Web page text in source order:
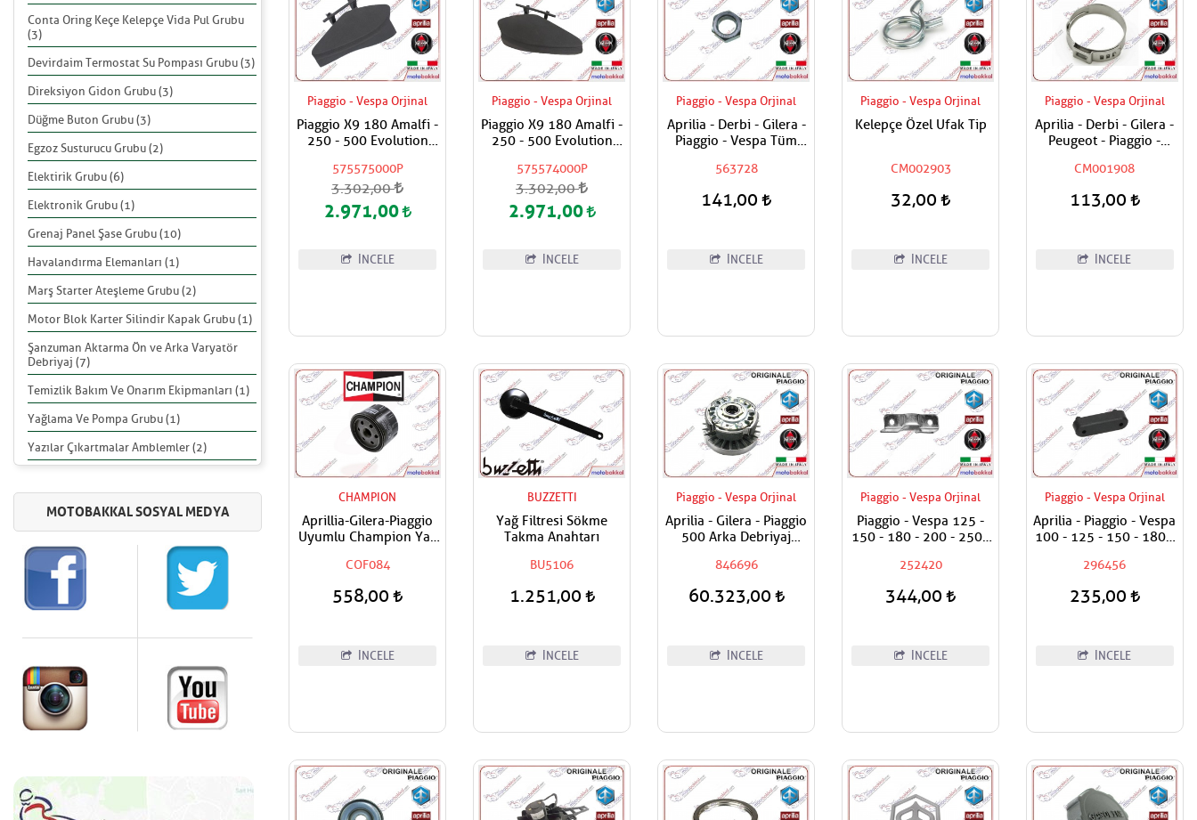
Conta Oring Keçe Kelepçe Vida Pul Grubu
(3)
Devirdaim Termostat Su Pompası Grubu (3)
Direksiyon Gidon Grubu (3)
Düğme Buton Grubu (3)
Egzoz Susturucu Grubu (2)
Elektirik Grubu (6)
Elektronik Grubu (1)
Grenaj Panel Şase Grubu (10)
Havalandırma Elemanları (1)
Marş Starter Ateşleme Grubu (2)
Motor Blok Karter Silindir Kapak Grubu (1)
Şanzuman Aktarma Ön ve Arka Varyatör
Debriyaj (7)
Temizlik Bakım Ve Onarım Ekipmanları (1)
Yağlama Ve Pompa Grubu (1)
Yazılar Çıkartmalar Amblemler (2)
Piaggio - Vespa Orjinal
Piaggio X9 180 Amalfi -
250 - 500 Evolution
Kapak
575575000P
3.302,00
2.971,00
İNCELE
Piaggio - Vespa Orjinal
Piaggio X9 180 Amalfi -
250 - 500 Evolution
Kapak
575574000P
3.302,00
2.971,00
İNCELE
Piaggio - Vespa Orjinal
Aprilia - Derbi - Gilera -
Piaggio - Vespa Tüm
Tekerlek Somunu
563728
141,00
İNCELE
Piaggio - Vespa Orjinal
Kelepçe Özel Ufak Tip
CM002903
32,00
İNCELE
Piaggio - Vespa Orjinal
Aprilia - Derbi - Gilera -
Peugeot - Piaggio -
Hortum Kelepçesi
CM001908
113,00
İNCELE
CHAMPION
Aprillia-Gilera-Piaggio
Uyumlu Champion Yağ
COF084
558,00
İNCELE
BUZZETTI
Yağ Filtresi Sökme
Takma Anahtarı
BU5106
1.251,00
İNCELE
Piaggio - Vespa Orjinal
Aprilia - Gilera - Piaggio
500 Arka Debriyaj
846696
60.323,00
İNCELE
Piaggio - Vespa Orjinal
Piaggio - Vespa 125 -
150 - 180 - 200 - 250 -
Torpido Kilit Sacı
252420
344,00
İNCELE
Piaggio - Vespa Orjinal
Aprilia - Piaggio - Vespa
100 - 125 - 150 - 180 -
400 - 500 Sele Altı
Adet Fiyatıdır
296456
235,00
İNCELE